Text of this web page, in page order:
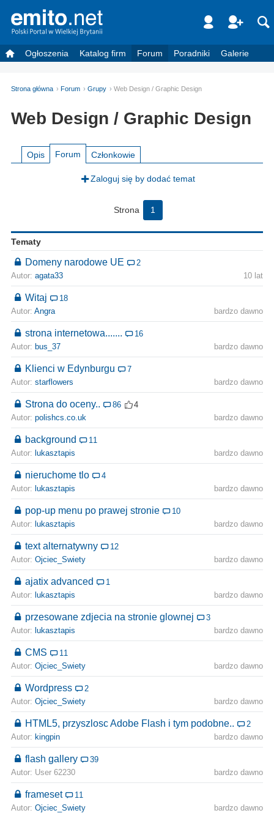
Ogłoszenia Katalog firm Forum Poradniki Galerie
Strona główna Forum Grupy Web Design / Graphic Design
Web Design / Graphic Design
Opis Forum Członkowie
Zaloguj się by dodać temat
Strona 1
Tematy
Domeny narodowe UE
2
Autor: agata33 10 lat
Witaj
18
Autor: Angra bardzo dawno
strona internetowa.......
16
Autor: bus_37 bardzo dawno
Klienci w Edynburgu
7
Autor: starflowers bardzo dawno
Strona do oceny.. 86
4
Autor: polishcs.co.uk bardzo dawno
background
11
Autor: lukasztapis bardzo dawno
nieruchome tlo
4
Autor: lukasztapis bardzo dawno
pop-up menu po prawej stronie
10
Autor: lukasztapis bardzo dawno
text alternatywny
12
Autor: Ojciec_Swiety bardzo dawno
ajatix advanced
1
Autor: lukasztapis bardzo dawno
przesowane zdjecia na stronie glownej
3
Autor: lukasztapis bardzo dawno
CMS
11
Autor: Ojciec_Swiety bardzo dawno
Wordpress
2
Autor: Ojciec_Swiety bardzo dawno
HTML5, przyszlosc Adobe Flash i tym podobne..
2
Autor: kingpin bardzo dawno
flash gallery
39
Autor: User 62230
bardzo dawno
frameset
11
Autor: Ojciec_Swiety bardzo dawno